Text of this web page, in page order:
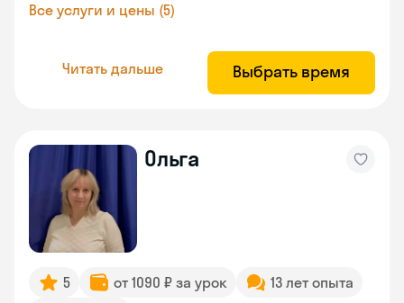
Все услуги и цены (5)
Читать дальше Выбрать время
Ольга
5 от 1090 ₽ за урок
13 лет опыта